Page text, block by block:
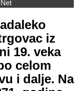
iz
19. veka
celom
i dalje. Na